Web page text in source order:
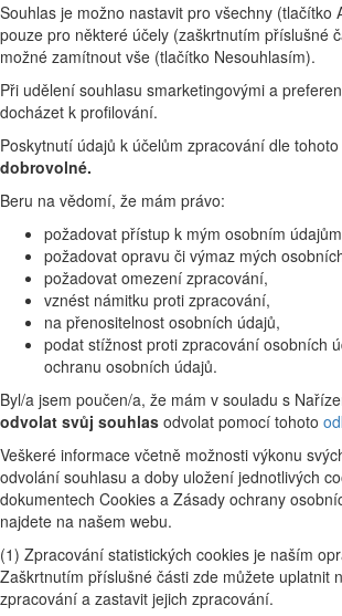
Souhlas je možno nastavit pro všechny (tlačítko
pouze pro některé účely (zaškrtnutím příslušné
možné zamítnout vše (tlačítko Nesouhlasím).
Při udělení souhlasu smarketingovými a
docházet k profilování.
Poskytnutí údajů k účelům zpracování dle
dobrovolné.
Beru na vědomí, že mám právo:
požadovat přístup k mým osobním
požadovat opravu či výmaz mých
požadovat omezení zpracování,
vznést námitku proti zpracování,
na přenositelnost osobních údajů,
podat stížnost proti zpracování osobních
ochranu osobních údajů.
Byl/a jsem poučen/a, že mám v souladu s
odvolat svůj souhlas odvolat pomocí tohoto
Veškeré informace včetně možnosti výkonu
odvolání souhlasu a doby uložení jednotlivých
dokumentech Cookies a Zásady ochrany
najdete na našem webu.
(1) Zpracování statistických cookies je naším
Zaškrtnutím příslušné části zde můžete uplatnit
zpracování a zastavit jejich zpracování.